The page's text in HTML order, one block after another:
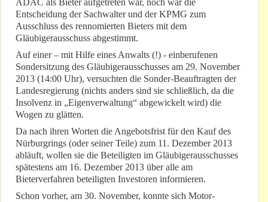
ADAC als Bieter aufgetreten war, noch war die
Entscheidung der Sachwalter und der KPMG zum
Ausschluss des rennomierten Bieters mit dem
Gläubigerausschuss abgestimmt.
Auf einer – mit Hilfe eines Anwalts (!) - einberufenen
Sondersitzung des Gläubigerausschusses am 29. November
2013 (14:00 Uhr), versuchten die Sonder-Beauftragten der
Landesregierung (nichts anders sind sie schließlich, da die
Insolvenz in „Eigenverwaltung“ abgewickelt wird) die
Wogen zu glätten.
Da nach ihren Worten die Angebotsfrist für den Kauf des
Nürburgrings (oder seiner Teile) zum 11. Dezember 2013
abläuft, wollen sie die Beteiligten im Gläubigerausschusses
spätestens am 16. Dezember 2013 über alle am
Bieterverfahren beteiligten Investoren informieren.
Schon vorher, am 30. November, konnte sich Motor-